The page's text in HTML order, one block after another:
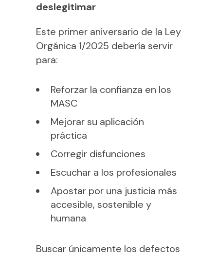
deslegitimar
Este primer aniversario de la Ley
Orgánica 1/2025 debería servir
para:
Reforzar la confianza en los
MASC
Mejorar su aplicación
práctica
Corregir disfunciones
Escuchar a los profesionales
Apostar por una justicia más
accesible, sostenible y
humana
Buscar únicamente los defectos